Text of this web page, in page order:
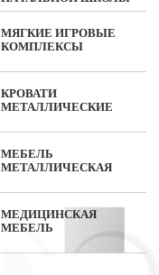
МЯГКИЕ ИГРОВЫЕ
КОМПЛЕКСЫ
КРОВАТИ
МЕТАЛЛИЧЕСКИЕ
МЕБЕЛЬ
МЕТАЛЛИЧЕСКАЯ
МЕДИЦИНСКАЯ
МЕБЕЛЬ